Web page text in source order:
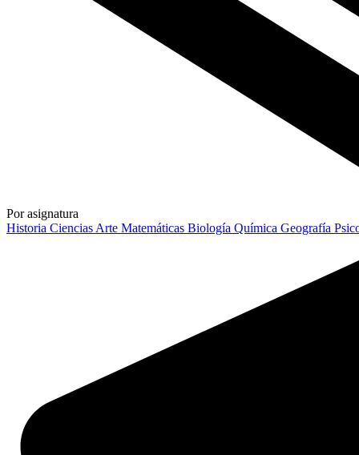
Por asignatura
Historia Ciencias Arte Matemáticas Biología Química Geografía